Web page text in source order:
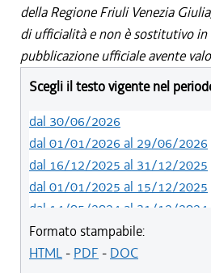
della Regione Friuli Venezia
di ufficialità e non è sostitutivo in
pubblicazione ufficiale avente
Scegli il testo vigente nel
dal 30/06/2026
dal 01/01/2026 al 29/06/2026
dal 16/12/2025 al 31/12/2025
dal 01/01/2025 al 15/12/2025
dal 14/05/2024 al 31/12/2024
dal 12/08/2023 al 13/05/2024
dal 05/08/2022 al 11/08/2023
Formato stampabile:
HTML- PDF - DOC